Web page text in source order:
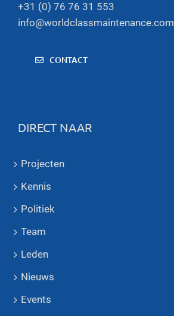
+31 (0) 76 76 31 553
info@worldclassmaintenance.com
CONTACT
DIRECT NAAR
Projecten
Kennis
Politiek
Team
Leden
Nieuws
Events